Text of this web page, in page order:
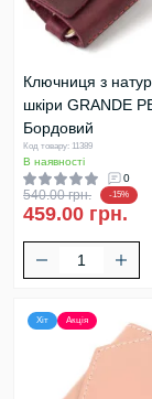
Ключниця з
шкіри GRANDE
Бордовий
Код товару: 11389
В наявності
0
540.00 грн. -15%
459.00 грн.
Хіт Акція